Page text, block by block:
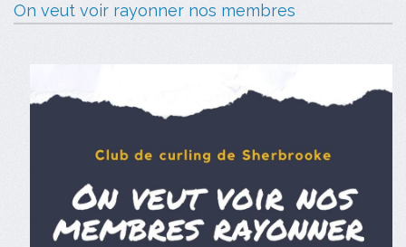
On veut voir rayonner nos membres